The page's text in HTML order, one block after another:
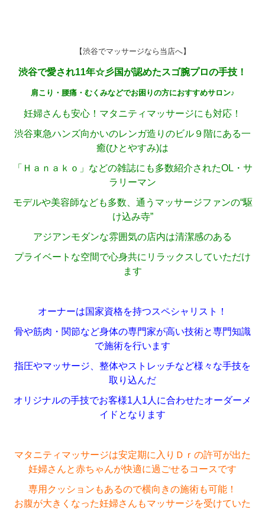
【渋谷でマッサージなら当店へ】
渋谷で愛され11年☆彡国が認めたスゴ腕プロの手技！
肩こり・腰痛・むくみなどでお困りの方におすすめサロン♪
妊婦さんも安心！マタニティマッサージにも対応！
渋谷東急ハンズ向かいのレンガ造りのビル９階にある一
癒(ひとやすみ)は
「Ｈａｎａｋｏ」などの雑誌にも多数紹介されたOL・サ
ラリーマン
モデルや美容師なども多数、通うマッサージファンの“駆
け込み寺”
アジアンモダンな雰囲気の店内は清潔感のある
プライベートな空間で心身共にリラックスしていただけ
ます
オーナーは国家資格を持つスペシャリスト！
骨や筋肉・関節など身体の専門家が高い技術と専門知識
で施術を行います
指圧やマッサージ、整体やストレッチなど様々な手技を
取り込んだ
オリジナルの手技でお客様1人1人に合わせたオーダーメ
イドとなります
マタニティマッサージは安定期に入りＤｒの許可が出た
妊婦さんと赤ちゃんが快適に過ごせるコースです
専用クッションもあるので横向きの施術も可能！
お腹が大きくなった妊婦さんもマッサージを受けていた